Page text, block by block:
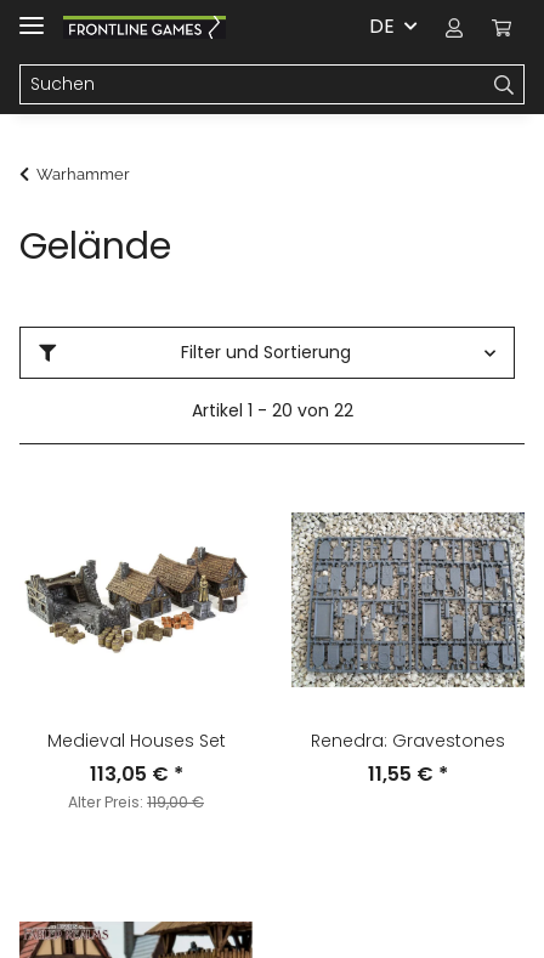
DE
Warhammer
Gelände
Filter und Sortierung
Artikel 1 - 20 von 22
Medieval Houses Set
113,05 € *
Alter Preis: 119,00 €
Renedra: Gravestones
11,55 € *